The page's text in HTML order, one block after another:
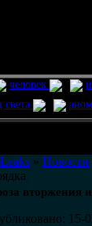
человек
света
» Новости
вторжения
15-